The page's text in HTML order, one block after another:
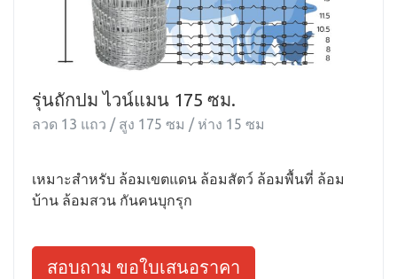
รุ่นถักปม ไวน์แมน 175 ซม.
ลวด 13 แถว / สูง 175 ซม / ห่าง 15 ซม
เหมาะสำหรับ ล้อมเขตแดน ล้อมสัตว์ ล้อมพื้นที่ ล้อม
บ้าน ล้อมสวน กันคนบุกรุก
สอบถาม ขอใบเสนอราคา